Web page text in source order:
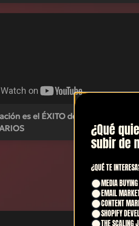
es el ÉXITO de los
Master
¿Qué
subir de
¿QUÉ TE
MEDIA BUYING
EMAIL
CONTENT
SHOPIFY
THE SCALING